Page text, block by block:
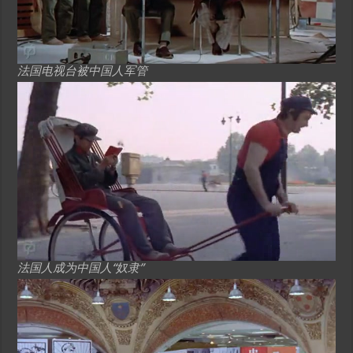
法国电视台被中国人军管
法国人成为中国人“奴隶”